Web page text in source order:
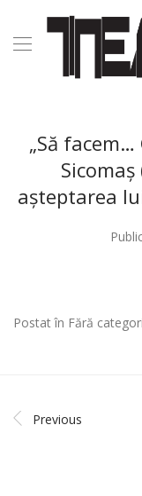
„Să facem…
aşteptarea
Postat în Fără
Previous